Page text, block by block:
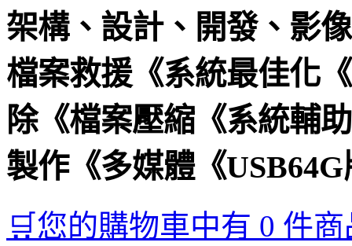
架構、設計、開發、影
檔案救援《系統最佳化
除《檔案壓縮《系統輔
製作《多媒體《
🛒您的購物車中有 0 件